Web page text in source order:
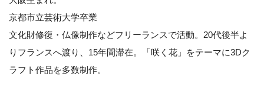
京都市立芸術大学卒業
文化財修復・仏像制作などフリーランスで活動。20代後半よ
りフランスへ渡り、15年間滞在。「咲く花」をテーマに3Dク
ラフト作品を多数制作。